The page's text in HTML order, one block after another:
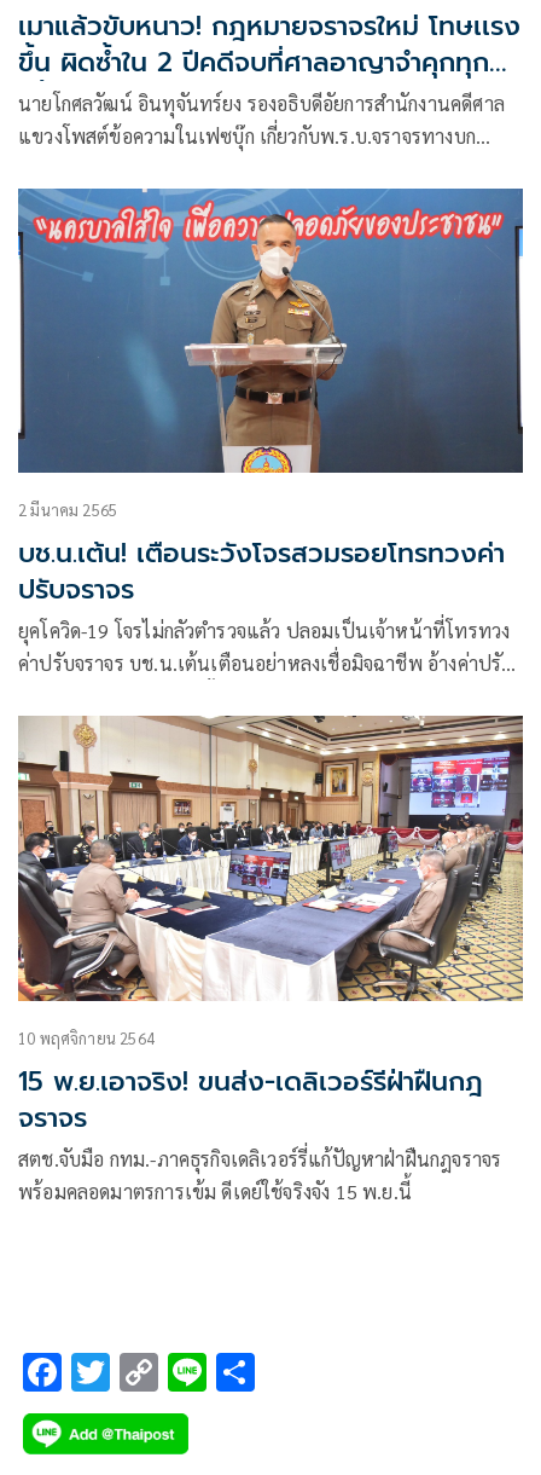
เมาแล้วขับหนาว! กฎหมายจราจรใหม่ โทษเเรง
ขึ้น ผิดซ้ำใน 2 ปีคดีจบที่ศาลอาญาจำคุกทุก
ครั้ง
นายโกศลวัฒน์ อินทุจันทร์ยง รองอธิบดีอัยการสำนักงานคดีศาล
แขวงโพสต์ข้อความในเฟซบุ๊ก เกี่ยวกับพ.ร.บ.จราจรทางบก
2 มีนาคม 2565
บช.น.เต้น! เตือนระวังโจรสวมรอยโทรทวงค่า
ปรับจราจร
ยุคโควิด-19 โจรไม่กลัวตำรวจแล้ว ปลอมเป็นเจ้าหน้าที่โทรทวง
ค่าปรับจราจร บช.น.เต้นเตือนอย่าหลงเชื่อมิจฉาชีพ อ้างค่าปรับ
10 พฤศจิกายน 2564
15 พ.ย.เอาจริง! ขนส่ง-เดลิเวอร์รีฝ่าฝืนกฎ
จราจร
สตช.จับมือ กทม.-ภาคธุรกิจเดลิเวอร์รี่แก้ปัญหาฝ่าฝืนกฎจราจร
พร้อมคลอดมาตรการเข้ม ดีเดย์ใช้จริงจัง 15 พ.ย.นี้
F
ac
e
T
wi
tt
C
o
p
Li